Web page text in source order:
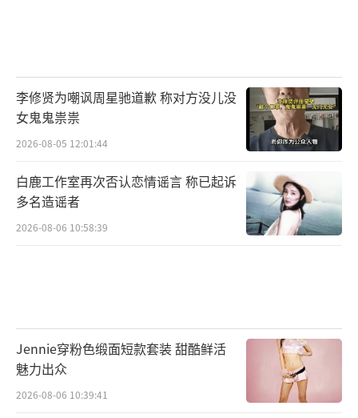
李修贤为嘲讽周星驰道歉 称对方没儿没
女鬼鬼祟祟
2026-08-05 12:01:44
白鹿工作室再次否认恋情谣言 称已起诉
多名造谣者
2026-08-06 10:58:39
Jennie穿粉色缎面短款套装 甜酷鲜活
魅力出众
2026-08-06 10:39:41